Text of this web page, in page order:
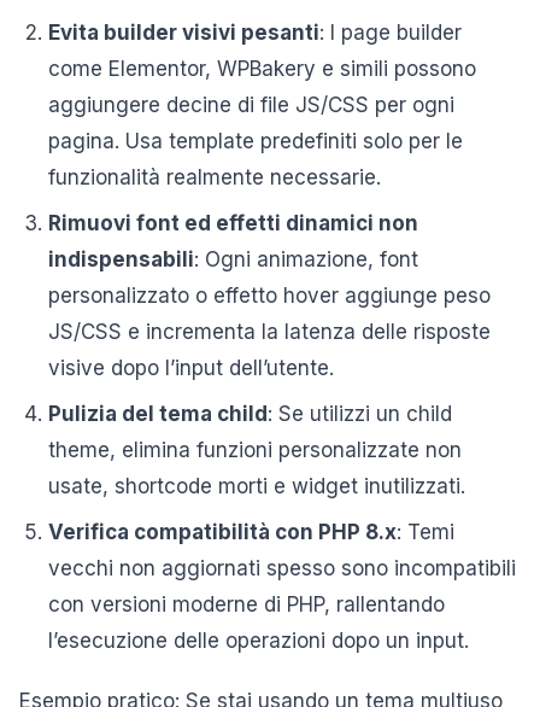
Evita builder visivi pesanti: I page builder
come Elementor, WPBakery e simili possono
aggiungere decine di file JS/CSS per ogni
pagina. Usa template predefiniti solo per le
funzionalità realmente necessarie.
Rimuovi font ed effetti dinamici non
indispensabili: Ogni animazione, font
personalizzato o effetto hover aggiunge peso
JS/CSS e incrementa la latenza delle risposte
visive dopo l’input dell’utente.
Pulizia del tema child: Se utilizzi un child
theme, elimina funzioni personalizzate non
usate, shortcode morti e widget inutilizzati.
Verifica compatibilità con PHP 8.x: Temi
vecchi non aggiornati spesso sono incompatibili
con versioni moderne di PHP, rallentando
l’esecuzione delle operazioni dopo un input.
Esempio pratico: Se stai usando un tema multiuso